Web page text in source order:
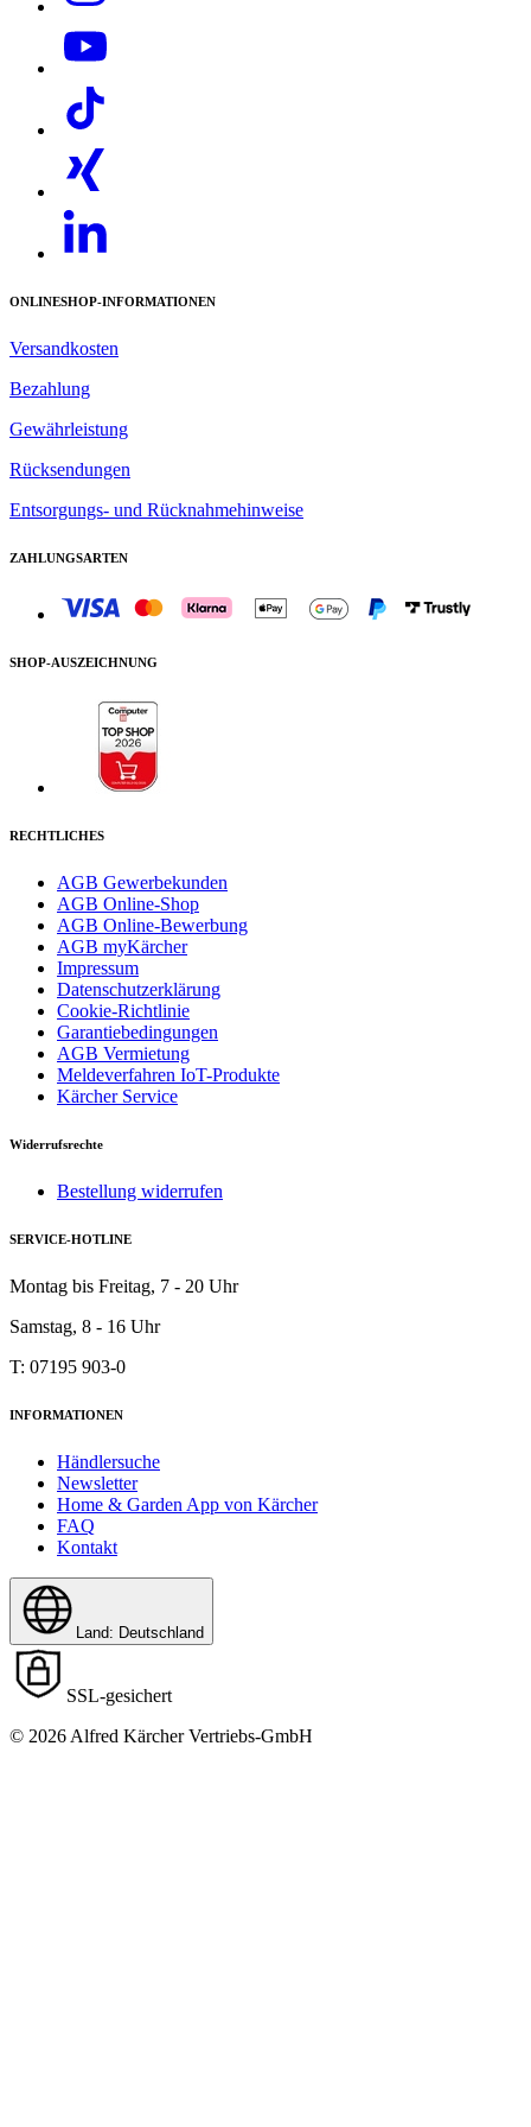
ONLINESHOP-INFORMATIONEN
Versandkosten
Bezahlung
Gewährleistung
Rücksendungen
Entsorgungs- und Rücknahmehinweise
ZAHLUNGSARTEN
SHOP-AUSZEICHNUNG
RECHTLICHES
AGB Gewerbekunden
AGB Online-Shop
AGB Online-Bewerbung
AGB myKärcher
Impressum
Datenschutzerklärung
Cookie-Richtlinie
Garantiebedingungen
AGB Vermietung
Meldeverfahren IoT-Produkte
Kärcher Service
Widerrufsrechte
Bestellung widerrufen
SERVICE-HOTLINE
Montag bis Freitag, 7 - 20 Uhr
Samstag, 8 - 16 Uhr
T: 07195 903-0
INFORMATIONEN
Händlersuche
Newsletter
Home & Garden App von Kärcher
FAQ
Kontakt
Land: Deutschland
SSL-gesichert
© 2026 Alfred Kärcher Vertriebs-GmbH